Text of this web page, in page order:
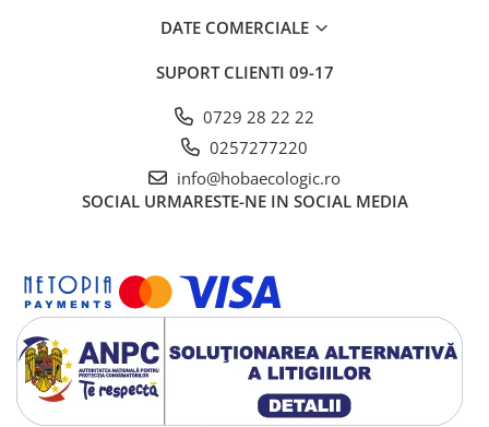
DATE COMERCIALE
SUPORT CLIENTI 09-17
0729 28 22 22
0257277220
info@hobaecologic.ro
SOCIAL URMARESTE-NE IN SOCIAL MEDIA